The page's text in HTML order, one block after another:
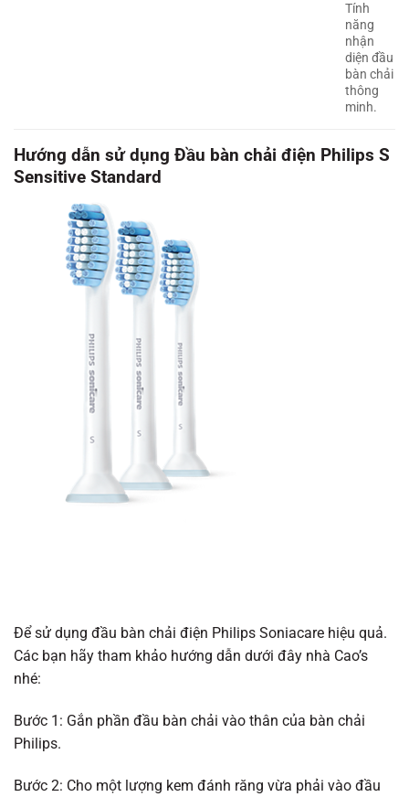
Tính
năng
nhận
diện đầu
bàn chải
thông
minh.
Hướng dẫn sử dụng Đầu bàn chải điện Philips S
Sensitive Standard
Để sử dụng đầu bàn chải điện Philips Soniacare hiệu quả.
Các bạn hãy tham khảo hướng dẫn dưới đây nhà Cao’s
nhé:
Bước 1: Gắn phần đầu bàn chải vào thân của bàn chải
Philips.
Bước 2: Cho một lượng kem đánh răng vừa phải vào đầu